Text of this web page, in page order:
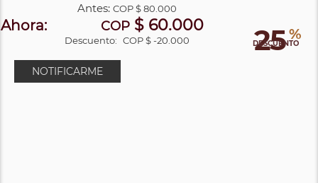
25 %
DESCUENTO
Antes:COP$ 80.000
Ahora: COP$ 60.000
Descuento: COP $ -20.000
NOTIFICARME